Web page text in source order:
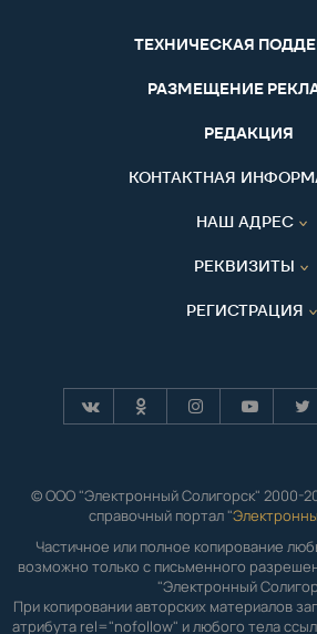
ТЕХНИЧЕСКАЯ
РАЗМЕЩЕНИЕ
РЕДАКЦИЯ
КОНТАКТНАЯ
НАШ АДРЕС
РЕКВИЗИТЫ
РЕГИСТРАЦИЯ
© ООО "Электронный Солигорск" 2000-
справочный портал "
Частичное или полное копирование
возможно только с письменного
"Электронный
При копировании авторских материалов
атрибута rel="nofollow" и любого тела